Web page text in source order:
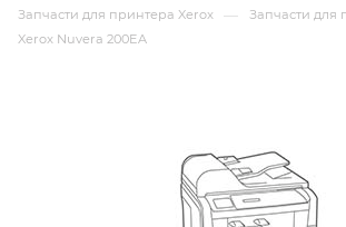
Запчасти для принтера Xerox — Запчасти для
Xerox Nuvera 200EA